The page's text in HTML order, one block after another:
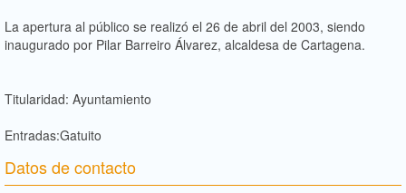
La apertura al público se realizó el 26 de abril del 2003, siendo
inaugurado por Pilar Barreiro Álvarez, alcaldesa de Cartagena.
Titularidad: Ayuntamiento
Entradas:Gatuito
Datos de contacto